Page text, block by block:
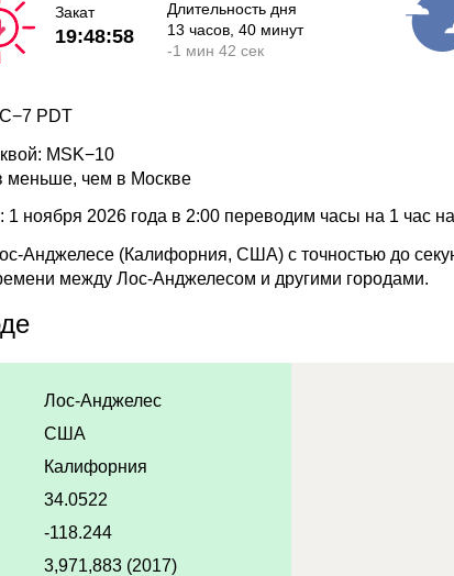
Закат
19:48:58
Длительность дня
13 часов, 40 минут
-1 мин 42 сек
PDT
MSK−10
меньше, чем в Москве
ноября 2026 года в 2:00 переводим часы на 1 час
Анджелесе (Калифорния, США) с точностью до
между Лос-Анджелесом и другими городами.
Лос-Анджелес
США
Калифорния
34.0522
-118.244
3,971,883 (2017)